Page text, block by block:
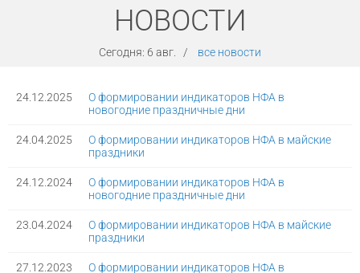
НОВОСТИ
Сегодня: 6 авг. / все новости
24.12.2025
О формировании индикаторов НФА в
новогодние праздничные дни
24.04.2025
О формировании индикаторов НФА в майские
праздники
24.12.2024
О формировании индикаторов НФА в
новогодние праздничные дни
23.04.2024
О формировании индикаторов НФА в майские
праздники
27.12.2023
О формировании индикаторов НФА в